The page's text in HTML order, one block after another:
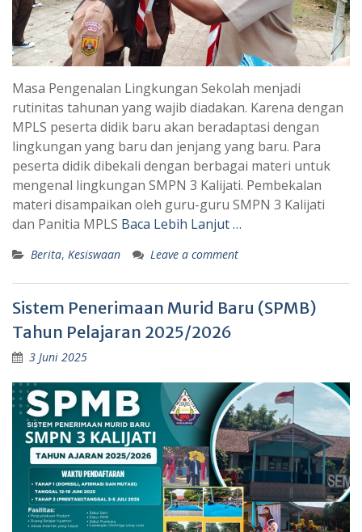
Masa Pengenalan Lingkungan Sekolah menjadi
rutinitas tahunan yang wajib diadakan. Karena dengan
MPLS peserta didik baru akan beradaptasi dengan
lingkungan yang baru dan jenjang yang baru. Para
peserta didik dibekali dengan berbagai materi untuk
mengenal lingkungan SMPN 3 Kalijati. Pembekalan
materi disampaikan oleh guru-guru SMPN 3 Kalijati
dan Panitia MPLS Baca Lebih Lanjut …
Berita, Kesiswaan Leave a comment
Sistem Penerimaan Murid Baru (SPMB)
Tahun Pelajaran 2025/2026
3 Juni 2025